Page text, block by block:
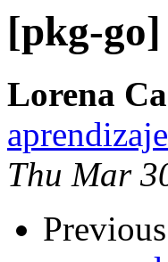
[pkg-
Lorena
Thu Mar